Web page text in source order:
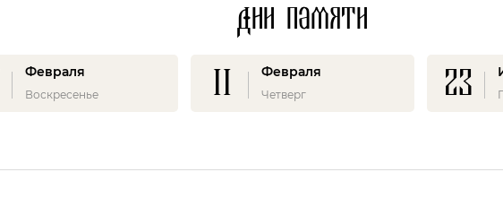
Дни памяти
Февраля
Воскресенье 11 Февраля
Четверг 23